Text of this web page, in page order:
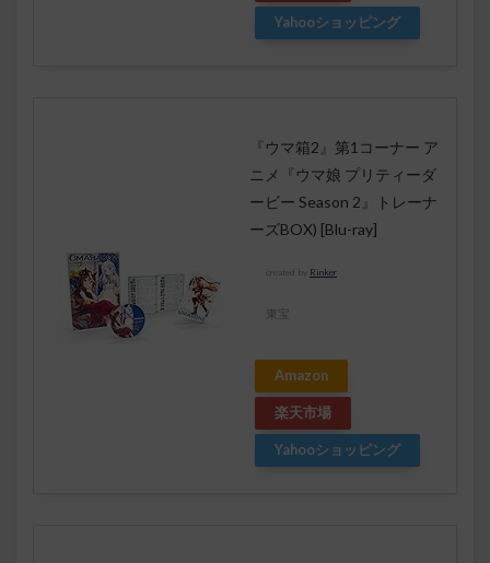
Yahooショッピング
『ウマ箱2』第1コーナー ア
ニメ『ウマ娘 プリティーダ
ービー Season 2』トレーナ
ーズBOX) [Blu-ray]
created by Rinker
東宝
Amazon
楽天市場
Yahooショッピング